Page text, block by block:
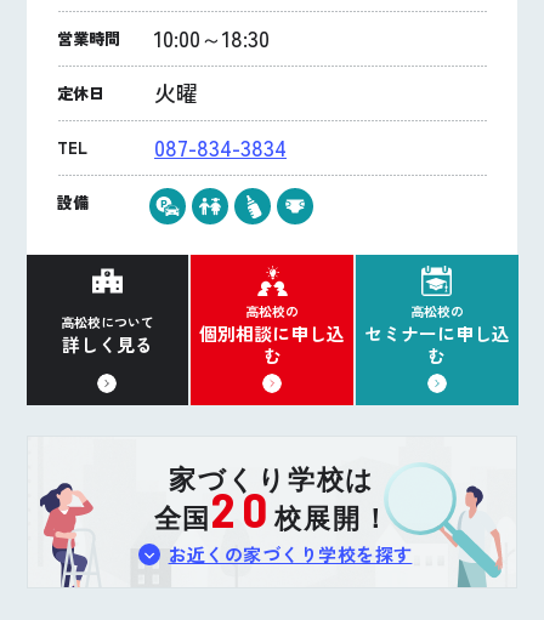
営業時間 10:00～18:30
定休日 火曜
TEL 087-834-3834
設備
高松校について
詳しく見る
高松校の
個別相談に申し込
む
高松校の
セミナーに申し込
む
家づくり学校は
全国20校展開！
お近くの家づくり学校を探す